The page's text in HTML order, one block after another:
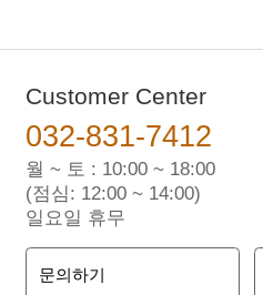
Customer Center
032-831-7412
월 ~ 토 : 10:00 ~ 18:00
(점심: 12:00 ~ 14:00)
일요일 휴무
문의하기